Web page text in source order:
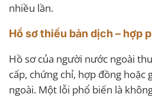
nhiều lần.
Hồ sơ thiếu bản dịch – hợp
Hồ sơ của người nước ngoài
cấp, chứng chỉ, hợp đồng
ngoài. Một lỗi phổ biến là